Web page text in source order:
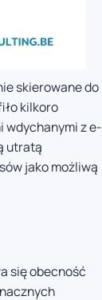
skierowane do
kilkoro
wdychanymi z e-
utratą
jako możliwą
się obecność